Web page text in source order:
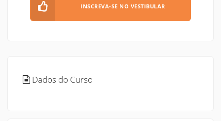
INSCREVA-SE NO VESTIBULAR
Dados do Curso